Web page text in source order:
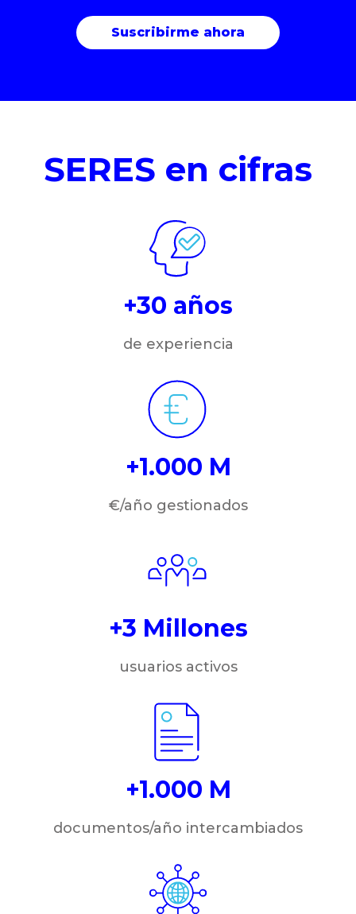
SERES en cifras
+30 años
de experiencia
+1.000 M
€/año gestionados
+3 Millones
usuarios activos
+1.000 M
documentos/año intercambiados